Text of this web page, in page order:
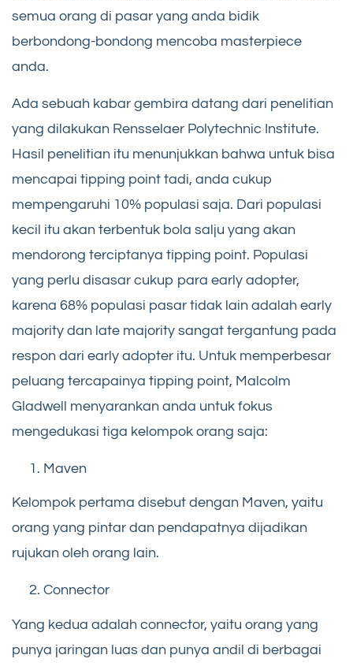
semua orang di pasar yang anda bidik
berbondong-bondong mencoba masterpiece
anda.
Ada sebuah kabar gembira datang dari penelitian
yang dilakukan Rensselaer Polytechnic Institute.
Hasil penelitian itu menunjukkan bahwa untuk bisa
mencapai tipping point tadi, anda cukup
mempengaruhi 10% populasi saja. Dari populasi
kecil itu akan terbentuk bola salju yang akan
mendorong terciptanya tipping point. Populasi
yang perlu disasar cukup para early adopter,
karena 68% populasi pasar tidak lain adalah early
majority dan late majority sangat tergantung pada
respon dari early adopter itu. Untuk memperbesar
peluang tercapainya tipping point, Malcolm
Gladwell menyarankan anda untuk fokus
mengedukasi tiga kelompok orang saja:
Maven
Kelompok pertama disebut dengan Maven, yaitu
orang yang pintar dan pendapatnya dijadikan
rujukan oleh orang lain.
Connector
Yang kedua adalah connector, yaitu orang yang
punya jaringan luas dan punya andil di berbagai